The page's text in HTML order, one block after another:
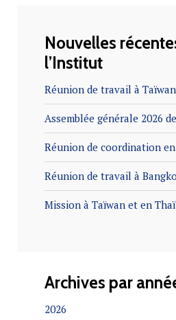
suite
…Lire la suite
…Lire la suite
Lire la suite
…Lire la
…Lire la suite
Nouvelles
l’Institut
Réunion de travail à Taïwan
Assemblée générale 2026
Réunion de coordination
Réunion de travail à
Mission à Taïwan et en
Archives par
2026